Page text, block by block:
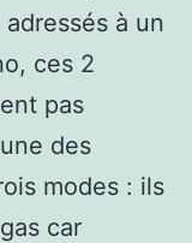
à un
ces 2
pas
des
modes : ils
car